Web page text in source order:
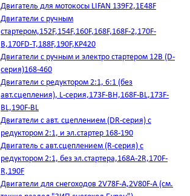
Двигатель для мотокосы LIFAN 139F2,1E48F
Двигатели с ручным
стартером,152F,154F,160F,168F,168F-2,170F-
B,170FD-T,188F,190F,KP420
Двигатели с ручным и электро стартером 12В (D-
серия)168-460
Двигатели с редуктором 2:1, 6:1 (без
авт.сцепления), L-серия,173F-BH,168F-BL,173F-
BL,190F-BL
Двигатели с авт. сцеплением (DR-серия) с
редуктором 2:1, и эл.стартер 168-190
Двигатель с авт.сцеплением (R-серия) с
редуктором 2:1, без эл.стартера,168А-2R,170F-
R,190F
Двигатели для снегоходов 2V78F-A,2V80F-A (см.